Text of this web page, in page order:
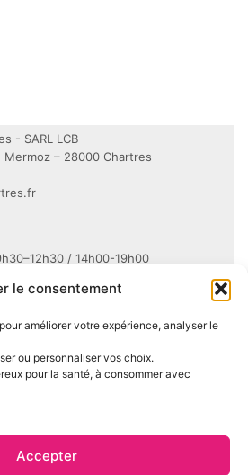
le consentement
améliorer votre expérience, analyser le
ou personnaliser vos choix.
pour la santé, à consommer avec
Accepter
- SARL LCB
Mermoz – 28000 Chartres
/ 14h00-19h00
de Vente (CGV)
(RGPD)
(UE)